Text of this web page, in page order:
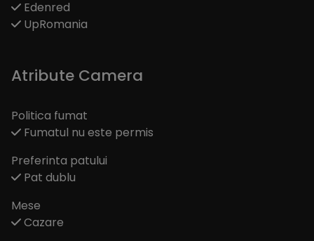
Edenred
UpRomania
Atribute Camera
Politica fumat
Fumatul nu este permis
Preferinta patului
Pat dublu
Mese
Cazare